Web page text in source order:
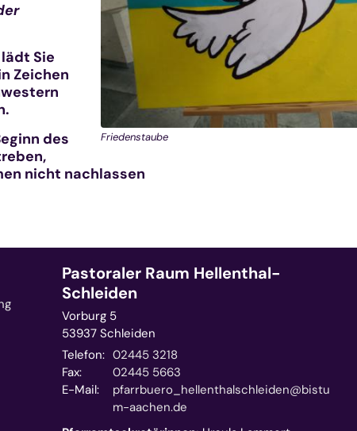
Friedenstaube
Sie
Zeichen
des
nicht nachlassen
Pastoraler Raum Hellenthal-
Schleiden
Vorburg 5
53937 Schleiden
Telefon: 02445 3218
Fax:
02445 5663
E-Mail:
pfarrbuero_hellenthalschleiden@bistu
m-aachen.de